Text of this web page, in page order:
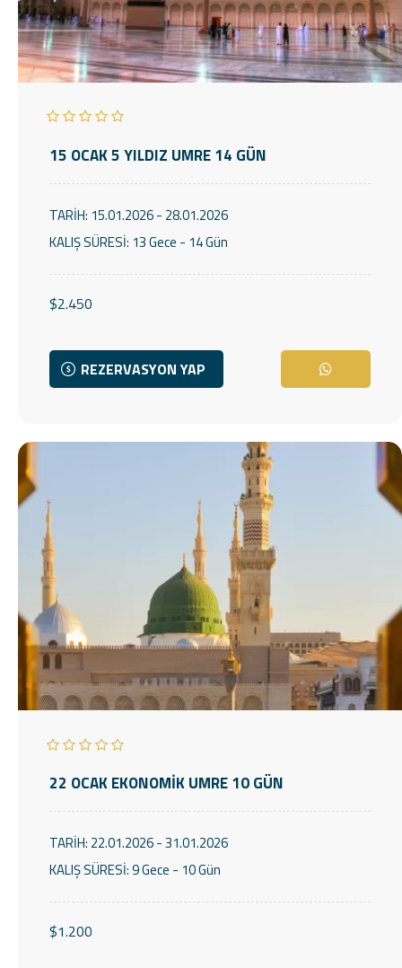
TARİH: 15.01.2026 - 28.01.2026
KALIŞ SÜRESİ: 13 Gece - 14 Gün
15 OCAK 5 YILDIZ UMRE 14 GÜN
$2.450
REZERVASYON YAP
TARİH: 22.01.2026 - 31.01.2026
KALIŞ SÜRESİ:9 Gece - 10 Gün
22 OCAK EKONOMİK UMRE 10 GÜN
$1.200